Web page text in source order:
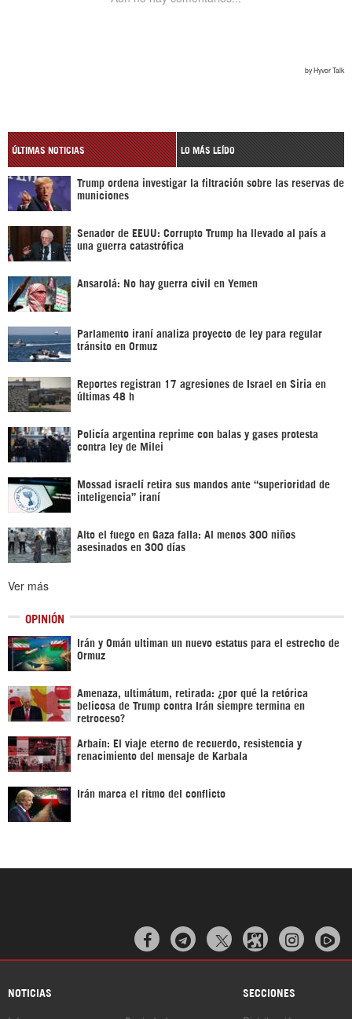
ÚLTIMAS NOTICIAS LO MÁS LEÍDO
Trump ordena investigar la filtración sobre las reservas de
municiones
Senador de EEUU: Corrupto Trump ha llevado al país a
una guerra catastrófica
Ansarolá: No hay guerra civil en Yemen
Parlamento iraní analiza proyecto de ley para regular
tránsito en Ormuz
Reportes registran 17 agresiones de Israel en Siria en
últimas 48 h
Policía argentina reprime con balas y gases protesta
contra ley de Milei
Mossad israelí retira sus mandos ante “superioridad de
inteligencia” iraní
Alto el fuego en Gaza falla: Al menos 300 niños
asesinados en 300 días
Ver más
OPINIÓN
Irán y Omán ultiman un nuevo estatus para el estrecho de
Ormuz
Amenaza, ultimátum, retirada: ¿por qué la retórica
belicosa de Trump contra Irán siempre termina en
retroceso?
Arbaín: El viaje eterno de recuerdo, resistencia y
renacimiento del mensaje de Karbala
Irán marca el ritmo del conflicto
  
NOTICIAS SECCIONES